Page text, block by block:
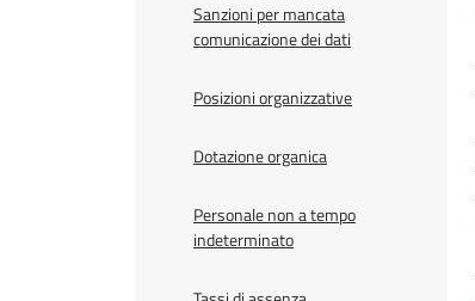
Sanzioni per mancata
comunicazione dei dati
Posizioni organizzative
Dotazione organica
Personale non a tempo
indeterminato